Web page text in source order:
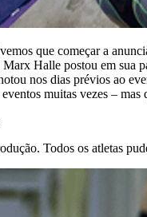
que começar a
Marx Halle postou em sua
nos dias prévios ao
muitas vezes –
Todos os atletas